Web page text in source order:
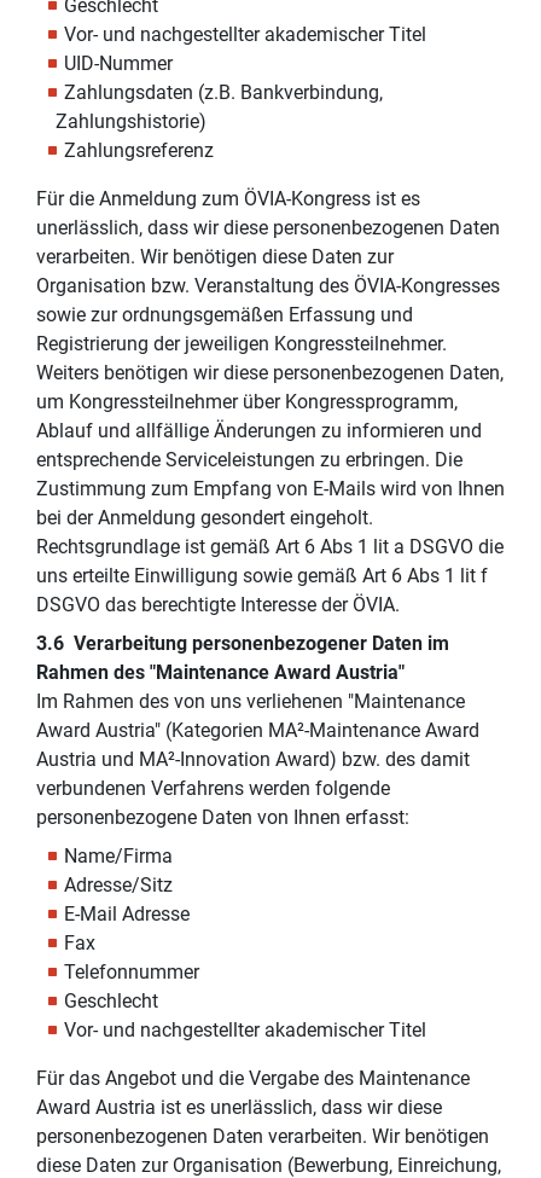
Geschlecht
Vor- und nachgestellter akademischer Titel
UID-Nummer
Zahlungsdaten (z.B. Bankverbindung,
Zahlungshistorie)
Zahlungsreferenz
Für die Anmeldung zum ÖVIA-Kongress ist es
unerlässlich, dass wir diese personenbezogenen Daten
verarbeiten. Wir benötigen diese Daten zur
Organisation bzw. Veranstaltung des ÖVIA-Kongresses
sowie zur ordnungsgemäßen Erfassung und
Registrierung der jeweiligen Kongressteilnehmer.
Weiters benötigen wir diese personenbezogenen Daten,
um Kongressteilnehmer über Kongressprogramm,
Ablauf und allfällige Änderungen zu informieren und
entsprechende Serviceleistungen zu erbringen. Die
Zustimmung zum Empfang von E-Mails wird von Ihnen
bei der Anmeldung gesondert eingeholt.
Rechtsgrundlage ist gemäß Art 6 Abs 1 lit a DSGVO die
uns erteilte Einwilligung sowie gemäß Art 6 Abs 1 lit f
DSGVO das berechtigte Interesse der ÖVIA.
3.6 Verarbeitung personenbezogener Daten im
Rahmen des "Maintenance Award Austria"
Im Rahmen des von uns verliehenen "Maintenance
Award Austria" (Kategorien MA²-Maintenance Award
Austria und MA²-Innovation Award) bzw. des damit
verbundenen Verfahrens werden folgende
personenbezogene Daten von Ihnen erfasst:
Name/Firma
Adresse/Sitz
E-Mail Adresse
Fax
Telefonnummer
Geschlecht
Vor- und nachgestellter akademischer Titel
Für das Angebot und die Vergabe des Maintenance
Award Austria ist es unerlässlich, dass wir diese
personenbezogenen Daten verarbeiten. Wir benötigen
diese Daten zur Organisation (Bewerbung, Einreichung,